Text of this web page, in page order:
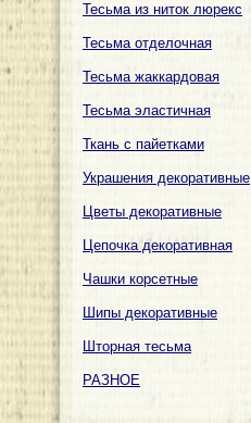
Тесьма из ниток люрекс
Тесьма отделочная
Тесьма жаккардовая
Тесьма эластичная
Ткань с пайетками
Украшения декоративные
Цветы декоративные
Цепочка декоративная
Чашки корсетные
Шипы декоративные
Шторная тесьма
РАЗНОЕ